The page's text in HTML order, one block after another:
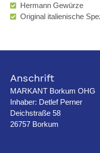
Hermann Gewürze
Original italienische
Anschrift
MARKANT Borkum OHG
Inhaber: Detlef Perner
Deichstraße 58
26757 Borkum